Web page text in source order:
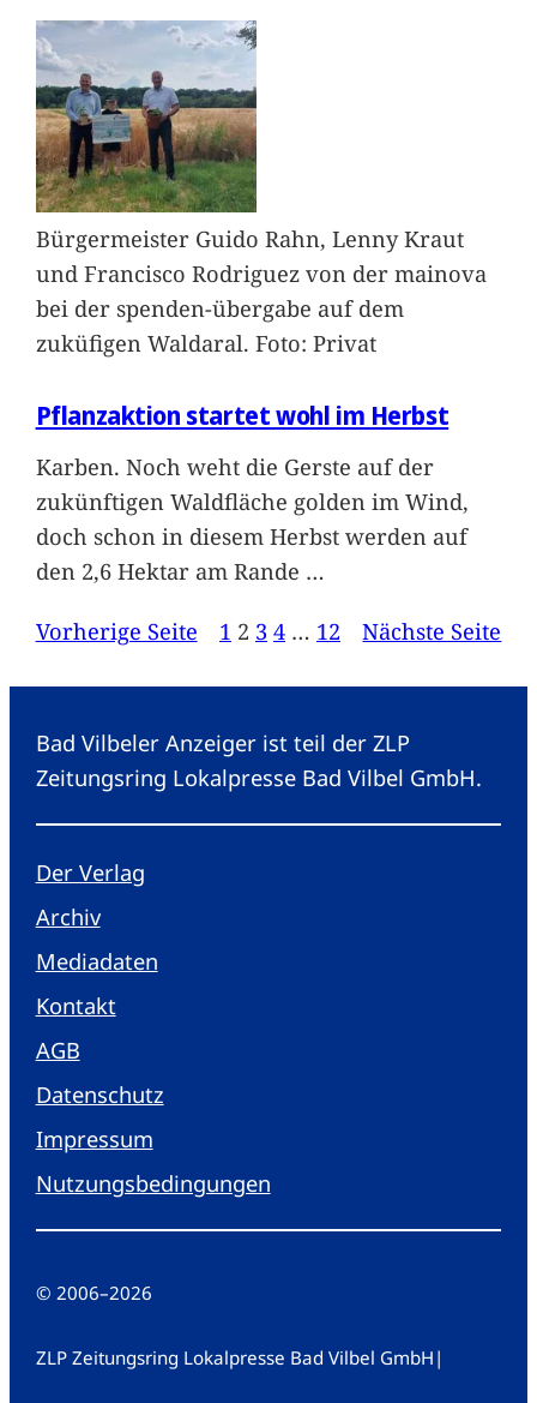
Bürgermeister Guido Rahn, Lenny Kraut
und Francisco Rodriguez von der mainova
bei der spenden-übergabe auf dem
zuküfigen Waldaral. Foto: Privat
Pflanzaktion startet wohl im Herbst
Karben. Noch weht die Gerste auf der
zukünftigen Waldfläche golden im Wind,
doch schon in diesem Herbst werden auf
den 2,6 Hektar am Rande …
Vorherige Seite
1 2 3 4 … 12 Nächste Seite
Bad Vilbeler Anzeiger ist teil der ZLP
Zeitungsring Lokalpresse Bad Vilbel GmbH.
Der Verlag
Archiv
Mediadaten
Kontakt
AGB
Datenschutz
Impressum
Nutzungsbedingungen
© 2006–2026
ZLP Zeitungsring Lokalpresse Bad Vilbel GmbH |